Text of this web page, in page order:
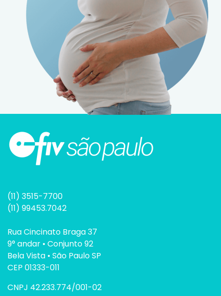
(11) 3515-7700
(11) 99453.7042
Rua Cincinato Braga 37
9° andar • Conjunto 92
Bela Vista • São Paulo SP
CEP 01333-011
CNPJ 42.233.774/001-02